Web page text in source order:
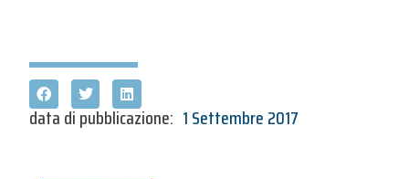
data di pubblicazione: 1 Settembre 2017